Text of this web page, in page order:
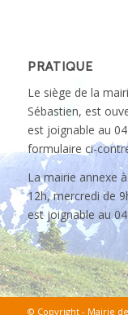
PRATIQUE
Le siège de la
Sébastien, est
est joignable au
formulaire ci-
La mairie annexe
12h, mercredi de
est joignable au
© Copyright - Mairie